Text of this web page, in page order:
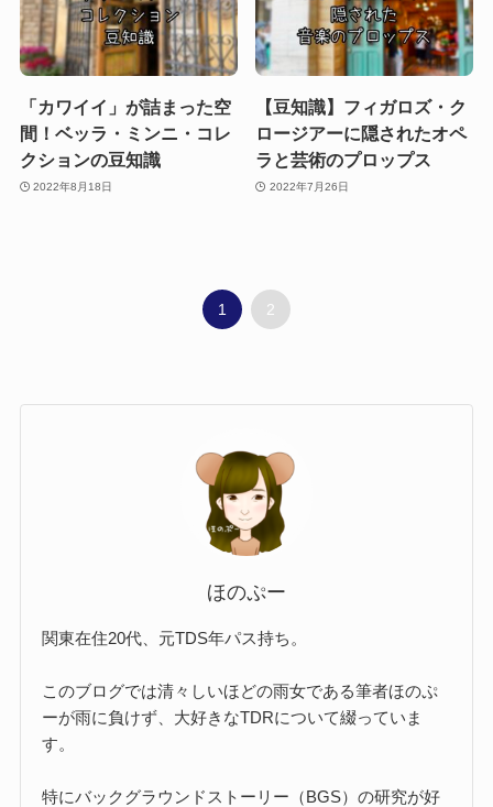
「カワイイ」が詰まった空
間！ベッラ・ミンニ・コレ
クションの豆知識
2022年8月18日
【豆知識】フィガロズ・ク
ロージアーに隠されたオペ
ラと芸術のプロップス
2022年7月26日
1 2
ほのぷー
関東在住20代、元TDS年パス持ち。
このブログでは清々しいほどの雨女である筆者ほのぷ
ーが雨に負けず、大好きなTDRについて綴っていま
す。
特にバックグラウンドストーリー（BGS）の研究が好